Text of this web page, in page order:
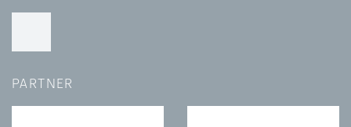
PARTNER